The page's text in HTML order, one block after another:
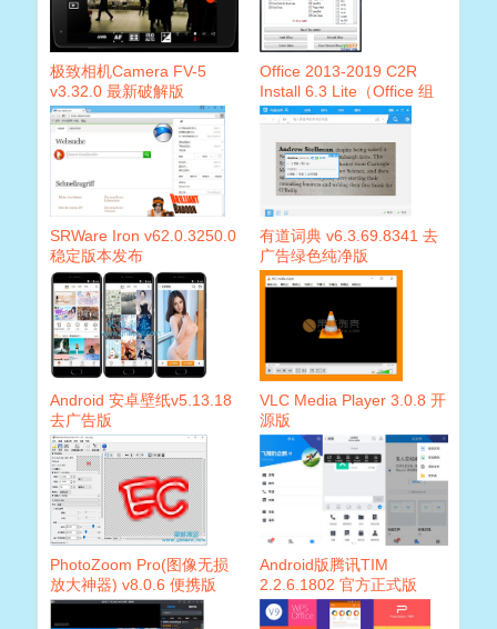
极致相机Camera FV-5
v3.32.0 最新破解版
Office 2013-2019 C2R
Install 6.3 Lite（Office 组
件定义下载安装工具）
SRWare Iron v62.0.3250.0
稳定版本发布
有道词典 v6.3.69.8341 去
广告绿色纯净版
Android 安卓壁纸v5.13.18
去广告版
VLC Media Player 3.0.8 开
源版
PhotoZoom Pro(图像无损
放大神器) v8.0.6 便携版
Android版腾讯TIM
2.2.6.1802 官方正式版